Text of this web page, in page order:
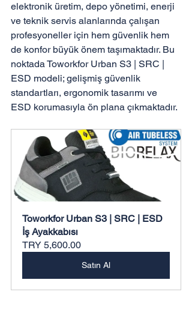
elektronik üretim, depo yönetimi, enerji
ve teknik servis alanlarında çalışan
profesyoneller için hem güvenlik hem
de konfor büyük önem taşımaktadır. Bu
noktada Toworkfor Urban S3 | SRC |
ESD modeli; gelişmiş güvenlik
standartları, ergonomik tasarımı ve
Toworkfor Urban S3 | SRC | ESD
İş Ayakkabısı
TRY 5,600.00
Satın Al